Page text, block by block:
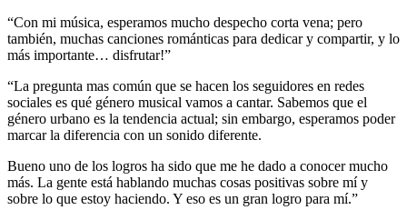
“Con mi música, esperamos mucho despecho corta vena; pero
también, muchas canciones románticas para dedicar y compartir, y lo
más importante… disfrutar!”
“La pregunta mas común que se hacen los seguidores en redes
sociales es qué género musical vamos a cantar. Sabemos que el
género urbano es la tendencia actual; sin embargo, esperamos poder
marcar la diferencia con un sonido diferente.
Bueno uno de los logros ha sido que me he dado a conocer mucho
más. La gente está hablando muchas cosas positivas sobre mí y
sobre lo que estoy haciendo. Y eso es un gran logro para mí.”